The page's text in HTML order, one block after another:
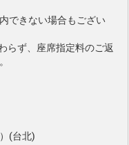
できない場合もござい
らず、座席指定料のご返
(台北)